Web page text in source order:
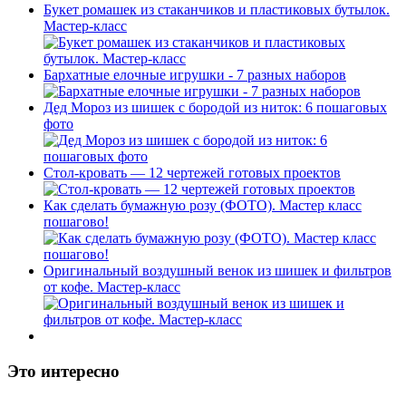
Букет ромашек из стаканчиков и пластиковых бутылок.
Мастер-класс
Бархатные елочные игрушки - 7 разных наборов
Дед Мороз из шишек с бородой из ниток: 6 пошаговых
фото
Стол-кровать — 12 чертежей готовых проектов
Как сделать бумажную розу (ФОТО). Мастер класс
пошагово!
Оригинальный воздушный венок из шишек и фильтров
от кофе. Мастер-класс
Это интересно